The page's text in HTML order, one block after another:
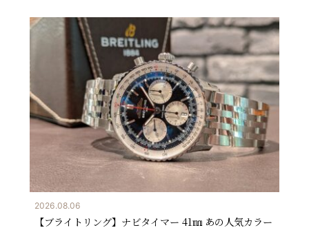
2026.08.06
【ブライトリング】ナビタイマー 41㎜ あの人気カラー